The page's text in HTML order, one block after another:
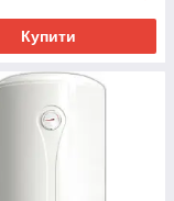
Купити